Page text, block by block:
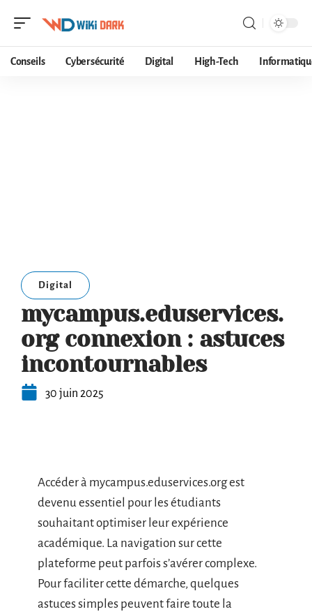
Conseils Cybersécurité Digital High-Tech
Digital
mycampus.eduservices.
org connexion : astuces
incontournables
30 juin 2025
Accéder à mycampus.eduservices.org est
devenu essentiel pour les étudiants
souhaitant optimiser leur expérience
académique. La navigation sur cette
plateforme peut parfois s’avérer complexe.
Pour faciliter cette démarche, quelques
astuces simples peuvent faire toute la